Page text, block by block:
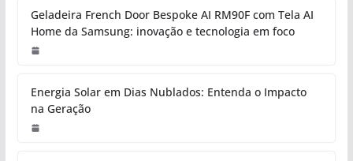
Geladeira French Door Bespoke AI RM90F com Tela AI
Home da Samsung: inovação e tecnologia em foco
Energia Solar em Dias Nublados: Entenda o Impacto
na Geração